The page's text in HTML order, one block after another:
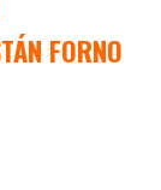
FORNO